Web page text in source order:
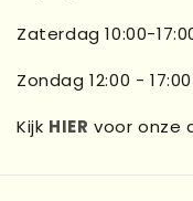
Zaterdag 10:00-
Zondag 12:00 - 17:00
Kijk HIER voor onze